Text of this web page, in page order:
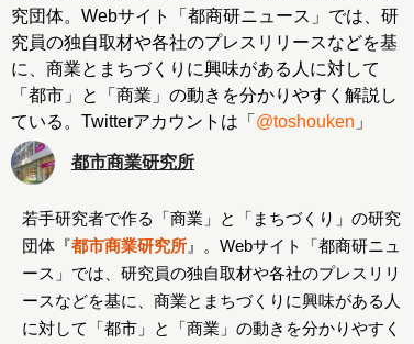
究団体。Webサイト「都商研ニュース」では、研
究員の独自取材や各社のプレスリリースなどを基
に、商業とまちづくりに興味がある人に対して
「都市」と「商業」の動きを分かりやすく解説し
ている。Twitterアカウントは「 @toshouken 」
都市商業研究所
若手研究者で作る「商業」と「まちづくり」の研究
団体『都市商業研究所 』。Webサイト「都商研ニュ
ース」では、研究員の独自取材や各社のプレスリリ
ースなどを基に、商業とまちづくりに興味がある人
に対して「都市」と「商業」の動きを分かりやすく